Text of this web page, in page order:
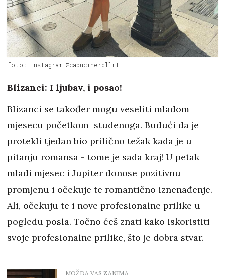
foto: Instagram @capucinerqllrt
Blizanci: I ljubav, i posao!
Blizanci se također mogu veseliti mladom
mjesecu početkom studenoga. Budući da je
protekli tjedan bio prilično težak kada je u
pitanju romansa - tome je sada kraj! U petak
mladi mjesec i Jupiter donose pozitivnu
promjenu i očekuje te romantično iznenađenje.
Ali, očekuju te i nove profesionalne prilike u
pogledu posla. Točno ćeš znati kako iskoristiti
svoje profesionalne prilike, što je dobra stvar.
MOŽDA VAS ZANIMA